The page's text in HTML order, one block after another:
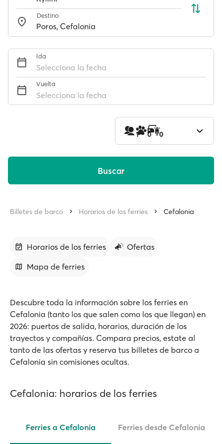
Destino
Ida
Selecciona la fecha
Vuelta
Selecciona la fecha
1 0 0
Buscar
Billetes de barco Horarios de los ferries Cefalonia
Horarios de los ferries
Ofertas
Mapa de ferries
Descubre toda la información sobre los ferries en
Cefalonia (tanto los que salen como los que llegan) en
2026: puertos de salida, horarios, duración de los
trayectos y compañías. Compara precios, estate al
tanto de las ofertas y reserva tus billetes de barco a
Cefalonia sin comisiones ocultas.
Cefalonia: horarios de los ferries
Ferries a Cefalonia Ferries desde Cefalonia